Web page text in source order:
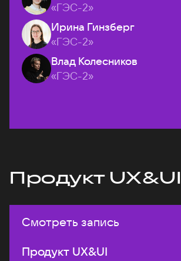
«ГЭС-2»
Ирина Гинзберг
«ГЭС-2»
Влад Колесников
«ГЭС-2»
Продукт UX&UI
Смотреть запись
Продукт UX&UI